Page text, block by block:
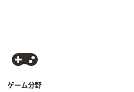
ゲーム分野
オンラインゲーム